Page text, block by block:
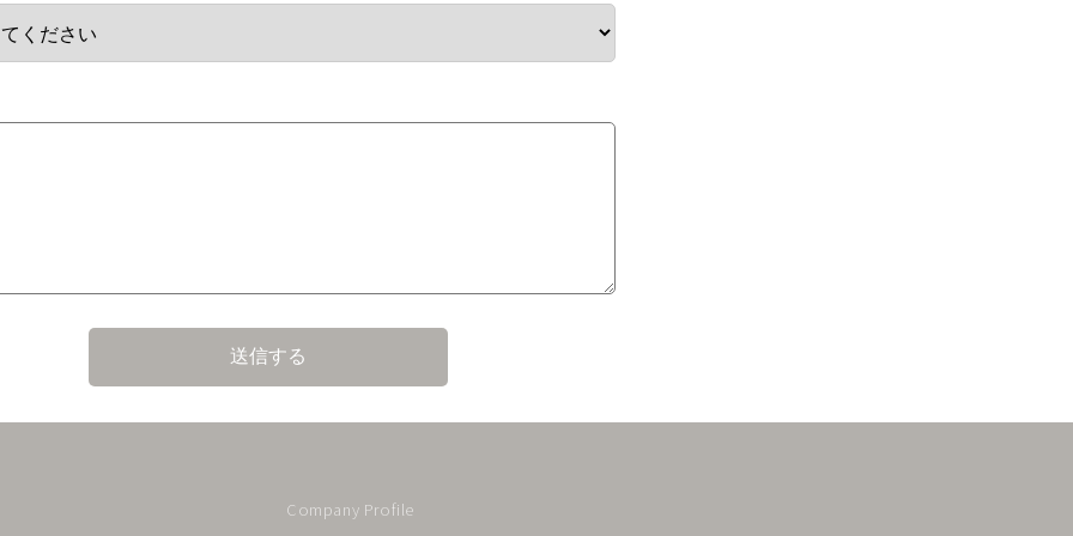
送信する
Company Profile